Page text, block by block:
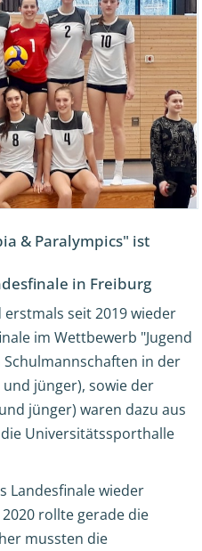
& Paralympics" ist
in Freiburg
erstmals seit 2019 wieder
im Wettbewerb "Jugend
in der
und jünger), sowie der
jünger) waren dazu aus
Universitätssporthalle
Landesfinale wieder
rollte gerade die
mussten die